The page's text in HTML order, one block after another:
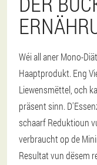
Wéi all aner Mono-
Haaptprodukt. Eng
Liewensmëttel, och
präsent sinn.
schaarf Reduktioun
verbraucht op de
Resultat vun dësem